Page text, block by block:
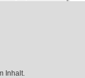
Inhalt.